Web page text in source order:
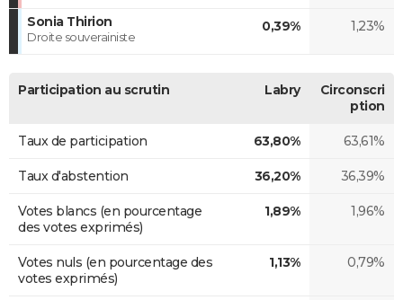
Sonia Thirion
Droite souverainiste
0,39% 1,23%
Participation au scrutin Labry
Circonscri
ption
Taux de participation 63,80% 63,61%
Taux d'abstention 36,20% 36,39%
Votes blancs (en pourcentage
des votes exprimés)
1,89% 1,96%
Votes nuls (en pourcentage des
votes exprimés)
1,13% 0,79%